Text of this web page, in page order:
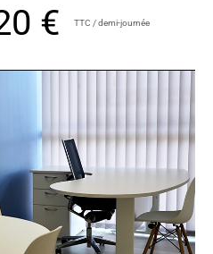
€ TTC / demi-journée